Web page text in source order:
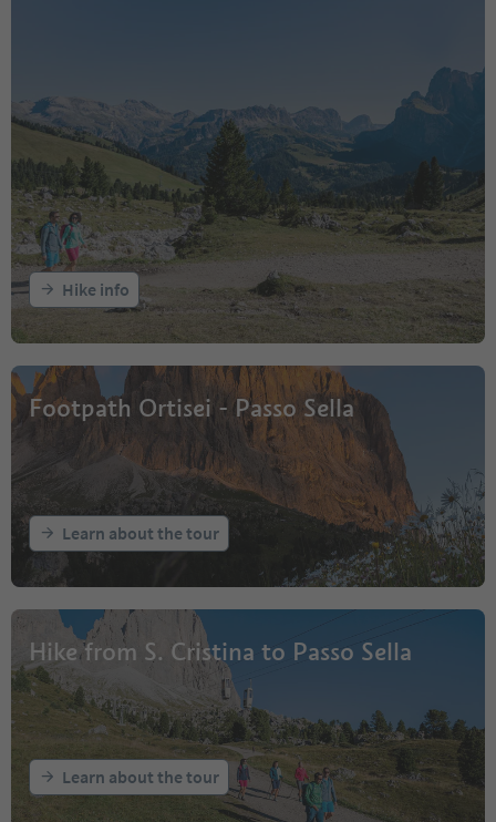
Hike info
Footpath Ortisei - Passo Sella
Learn about the tour
Hike from S. Cristina to Passo Sella
Learn about the tour